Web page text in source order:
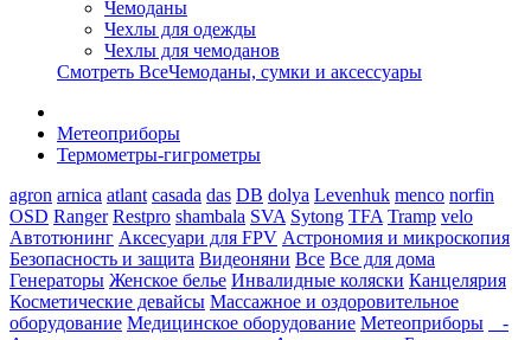
Чемоданы
Чехлы для одежды
Чехлы для чемоданов
Смотреть ВсеЧемоданы, сумки и аксессуары
Метеоприборы
Термометры-гигрометры
agron arnica atlant casada das DB dolya Levenhuk menco norfin
OSD Ranger Restpro shambala SVA Sytong TFA Tramp velo
Автотюнинг Аксесуари для FPV Астрономия и микроскопия
Безопасность и защита Видеоняни Все Все для дома
Генераторы Женское белье Инвалидные коляски Канцелярия
Косметические девайсы Массажное и оздоровительное
оборудование Медицинское оборудование Метеоприборы
-